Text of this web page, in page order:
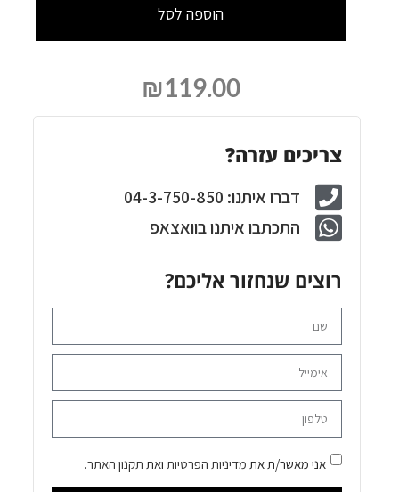
הוספה לסל
₪119.00
צריכים עזרה?
דברו איתנו: 04-3-750-850
התכתבו איתנו בוואצאפ
רוצים שנחזור אליכם?
אני מאשר/ת את מדיניות הפרטיות ואת תקנון האתר.